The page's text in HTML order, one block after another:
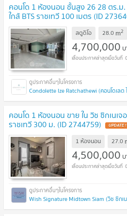
คอนโด 1 ห้องนอน ชั้นสูง 26 28 ตร.ม.
ใกล้ BTS ราชเทวี 100 เมตร (ID
สตูดิโอ 28.0 m2
4,700,000
Condolette Ize Ratchathewi (คอนโดเลต
คอนโด 1 ห้องนอน ขาย ใน วิช ซิกเนเ
ราชเทวี 300 ม. (ID 2744759) UPDATE !
1 ห้องนอน 27.0
4,500,000
Wish Signature Midtown Siam (วิช ซิกเ